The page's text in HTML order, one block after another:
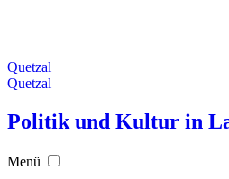
Quetzal
Quetzal
Politik und Kultur in
Menü